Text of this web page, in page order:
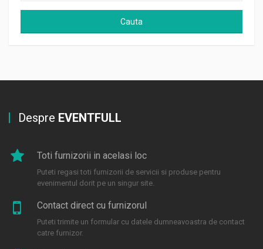
Cauta
Despre EVENTFULL
Toti furnizorii in acelasi loc
Puteti regasi toti furnizorii de servicii si produse pentru
evenimentul dorit pe un singur site.
Contact direct cu furnizorul
Puteti trimite un formular cu datele dumneavoastra de contact
catre furnizor.